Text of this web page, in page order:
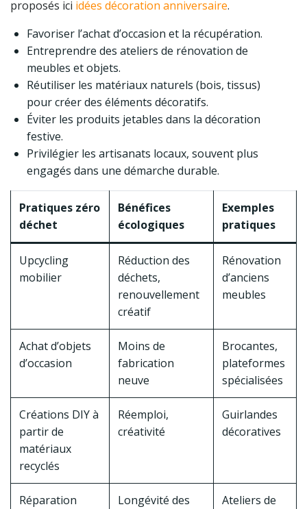
proposés ici idées décoration anniversaire.
Favoriser l’achat d’occasion et la récupération.
Entreprendre des ateliers de rénovation de
meubles et objets.
Réutiliser les matériaux naturels (bois, tissus)
pour créer des éléments décoratifs.
Éviter les produits jetables dans la décoration
festive.
Privilégier les artisanats locaux, souvent plus
engagés dans une démarche durable.
Pratiques zéro
déchet
Bénéfices
écologiques
Exemples
pratiques
Upcycling
mobilier
Réduction des
déchets,
renouvellement
créatif
Rénovation
d’anciens
meubles
Achat d’objets
d’occasion
Moins de
fabrication
neuve
Brocantes,
plateformes
spécialisées
Créations DIY à
partir de
matériaux
recyclés
Réemploi,
créativité
Guirlandes
décoratives
Réparation
Longévité des
Ateliers de